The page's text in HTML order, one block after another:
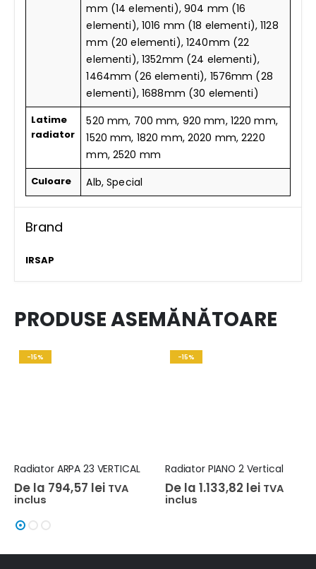
mm (14 elementi), 904 mm (16
elementi), 1016 mm (18 elementi), 1128
mm (20 elementi), 1240mm (22
elementi), 1352mm (24 elementi),
1464mm (26 elementi), 1576mm (28
elementi), 1688mm (30 elementi)
Latime
radiator
520 mm, 700 mm, 920 mm, 1220 mm,
1520 mm, 1820 mm, 2020 mm, 2220
mm, 2520 mm
Culoare Alb, Special
Brand
IRSAP
PRODUSE ASEMĂNĂTOARE
-15%
Radiator ARPA 23 VERTICAL
De la 794,57 lei TVA
inclus
-15%
Radiator PIANO 2 Vertical
De la 1.133,82 lei TVA
inclus